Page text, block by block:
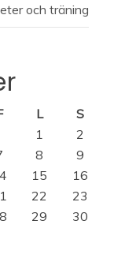
och träning
L
S
1
2
8
9
15
16
22
23
29
30